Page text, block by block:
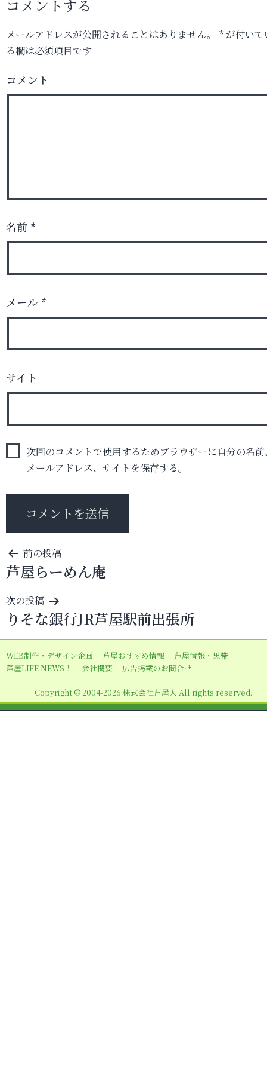
コメントする
メールアドレスが公開されることはありません。 *が付いて
る欄は必須項目です
コメント
名前 *
メール *
サイト
次回のコメントで使用するためブラウザーに自分の名前
メールアドレス、サイトを保存する。
投
稿
ナ
ビ
ゲ
ー
シ
ン
前の投稿
芦屋らーめん庵
次の投稿
りそな銀行JR芦屋駅前出張所
WEB制作・デザイン企画 芦屋おすすめ情報
芦屋情報・黒帯
芦屋LIFE NEWS！
会社概要 広告掲載のお問合せ
Copyright © 2004-2026 株式会社芦屋人 All rights reserved.